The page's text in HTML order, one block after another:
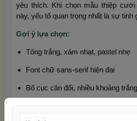
yêu thích. Khi chọn mẫu thiệp
này, yếu tố quan trọng nhất là sự tinh
Gợi ý lựa chọn:
Tông trắng, xám nhạt, pastel nhẹ
Font chữ sans-serif hiện đại
Bố cục cân đối, nhiều khoảng trắng